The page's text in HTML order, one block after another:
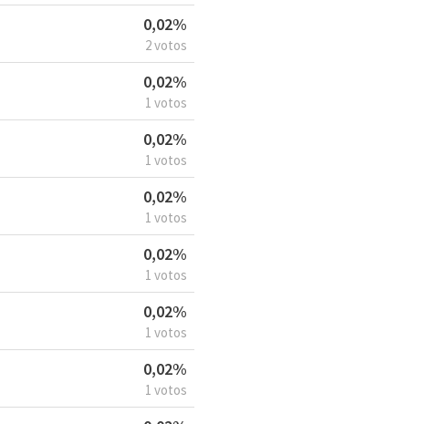
0,02%
2 votos
0,02%
1 votos
0,02%
1 votos
0,02%
1 votos
0,02%
1 votos
0,02%
1 votos
0,02%
1 votos